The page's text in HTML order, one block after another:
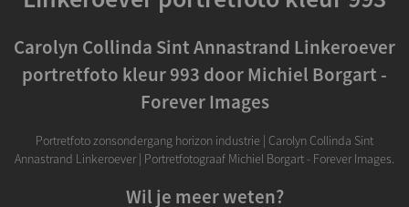
Carolyn Collinda Sint Annastrand Linkeroever
portretfoto kleur 993 door Michiel Borgart -
Forever Images
Portretfoto zonsondergang horizon industrie | Carolyn Collinda Sint
Annastrand Linkeroever | Portretfotograaf Michiel Borgart - Forever Images.
Wil je meer weten?